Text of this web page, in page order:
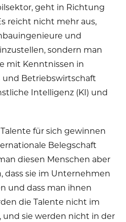
geht in Richtung
reicht nicht mehr aus,
und
sondern man
mit Kenntnissen in
Betriebswirtschaft
Intelligenz (KI) und
für sich gewinnen
Belegschaft
diesen Menschen aber
dass sie im Unternehmen
und dass man ihnen
die Talente nicht im
sie werden nicht in der